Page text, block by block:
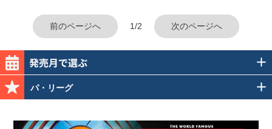
前のページへ 1/2 次のページへ
パ・リーグ